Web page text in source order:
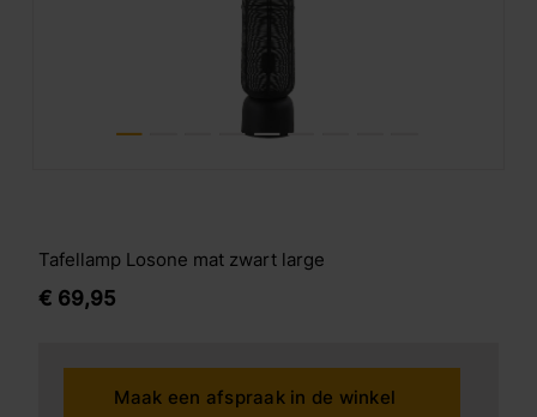
Tafellamp Losone mat zwart large
€ 69,95
Maak een afspraak in de winkel